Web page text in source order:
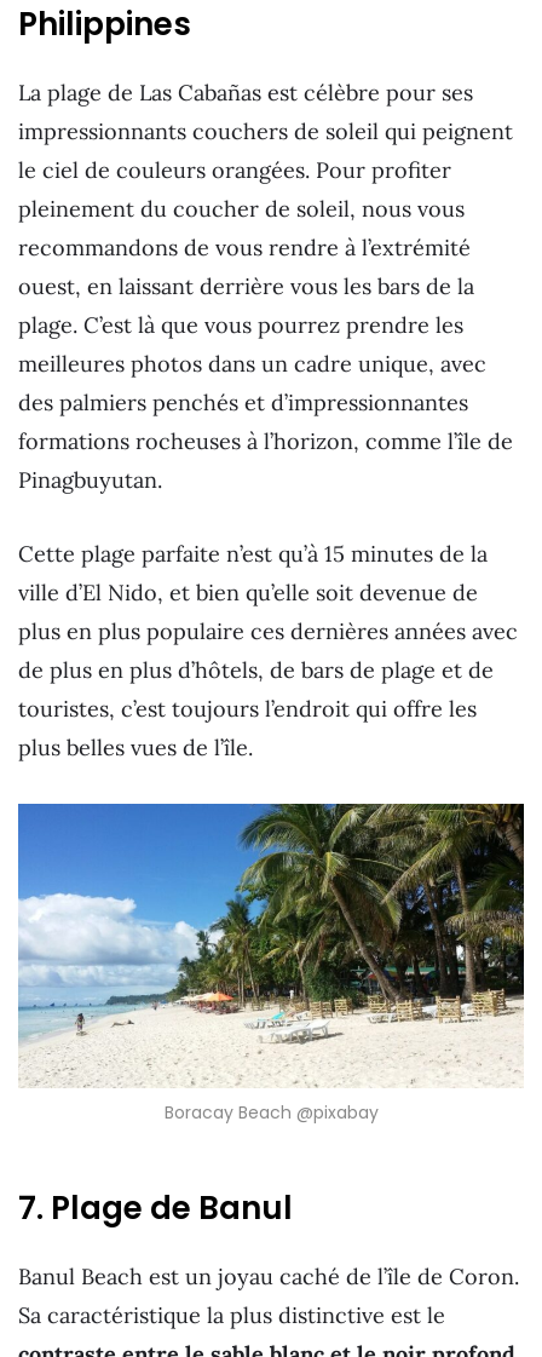
Philippines
La plage de Las Cabañas est célèbre pour ses
impressionnants couchers de soleil qui peignent
le ciel de couleurs orangées. Pour profiter
pleinement du coucher de soleil, nous vous
recommandons de vous rendre à l’extrémité
ouest, en laissant derrière vous les bars de la
plage. C’est là que vous pourrez prendre les
meilleures photos dans un cadre unique, avec
des palmiers penchés et d’impressionnantes
formations rocheuses à l’horizon, comme l’île de
Pinagbuyutan.
Cette plage parfaite n’est qu’à 15 minutes de la
ville d’El Nido, et bien qu’elle soit devenue de
plus en plus populaire ces dernières années avec
de plus en plus d’hôtels, de bars de plage et de
touristes, c’est toujours l’endroit qui offre les
plus belles vues de l’île.
Boracay Beach @pixabay
7. Plage de Banul
Banul Beach est un joyau caché de l’île de Coron.
Sa caractéristique la plus distinctive est le